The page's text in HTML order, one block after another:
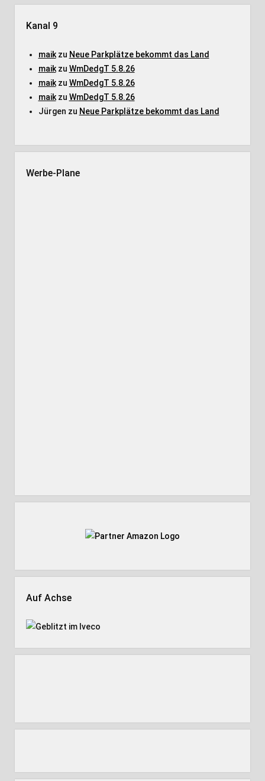
Kanal 9
maikzu Neue Parkplätze bekommt das Land
maikzu WmDedgT 5.8.26
maikzu WmDedgT 5.8.26
maikzu WmDedgT 5.8.26
Jürgen zu Neue Parkplätze bekommt das Land
Werbe-Plane
Auf Achse